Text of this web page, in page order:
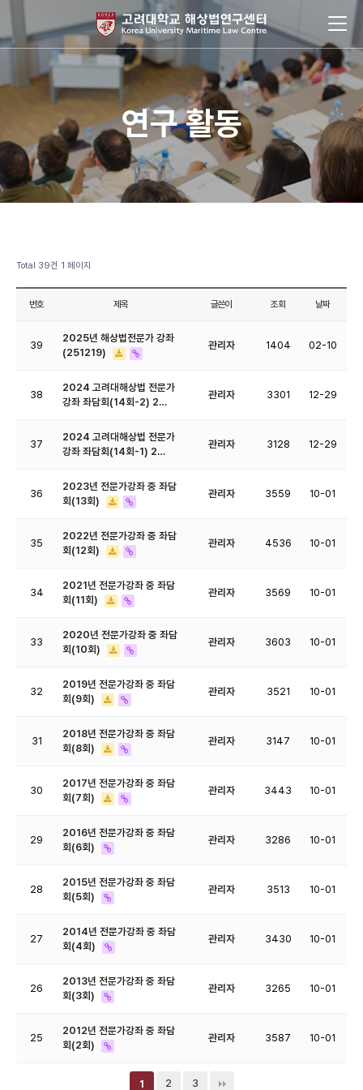
연구 활동
Total 39건 1 페이지
번호 제목 글쓴이 조회 날짜
39
2025년 해상법전문가 강좌
(251219)
관리자 1404 02-10
38
2024 고려대해상법 전문가
강좌 좌담회(14회-2) 2…
관리자 3301 12-29
37
2024 고려대해상법 전문가
강좌 좌담회(14회-1) 2…
관리자 3128 12-29
36
2023년 전문가강좌 중 좌담
회(13회)
관리자 3559 10-01
35
2022년 전문가강좌 중 좌담
회(12회)
관리자 4536 10-01
34
2021년 전문가강좌 중 좌담
회(11회)
관리자 3569 10-01
33
2020년 전문가강좌 중 좌담
회(10회)
관리자 3603 10-01
32
2019년 전문가강좌 중 좌담
회(9회)
관리자 3521 10-01
31
2018년 전문가강좌 중 좌담
회(8회)
관리자 3147 10-01
30
2017년 전문가강좌 중 좌담
회(7회)
관리자 3443 10-01
29
2016년 전문가강좌 중 좌담
회(6회)
관리자 3286 10-01
28
2015년 전문가강좌 중 좌담
회(5회)
관리자 3513 10-01
27
2014년 전문가강좌 중 좌담
회(4회)
관리자 3430 10-01
26
2013년 전문가강좌 중 좌담
회(3회)
관리자 3265 10-01
25
2012년 전문가강좌 중 좌담
회(2회)
관리자 3587 10-01
1 2 3